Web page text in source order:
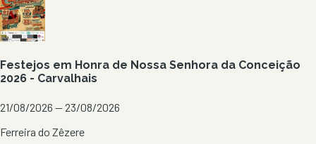
Festejos em Honra de Nossa Senhora da Conceição
2026 - Carvalhais
21/08/2026 — 23/08/2026
Ferreira do Zêzere